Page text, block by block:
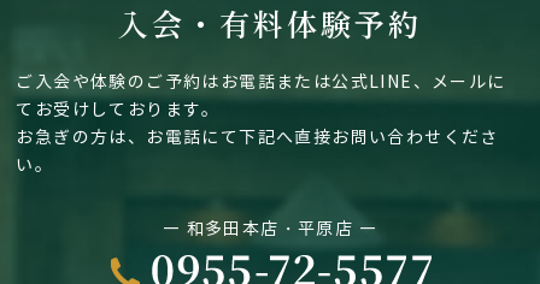
入会・有料体験予約
ご入会や体験のご予約はお電話または公式LINE、メールに
てお受けしております。
お急ぎの方は、お電話にて下記へ直接お問い合わせくださ
い。
― 和多田本店・平原店 ―